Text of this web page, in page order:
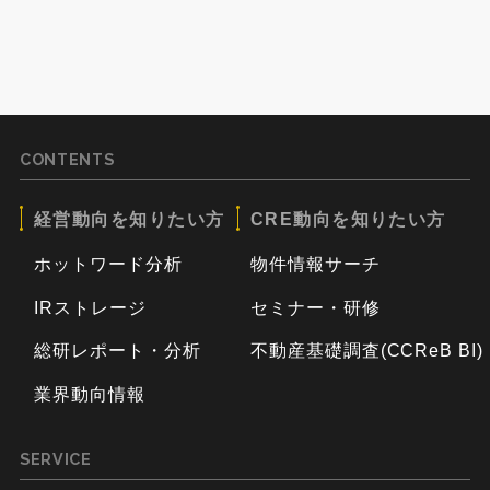
CONTENTS
経営動向を知りたい方
ホットワード分析
IRストレージ
総研レポート・分析
業界動向情報
CRE動向を知りたい方
物件情報サーチ
セミナー・研修
不動産基礎調査(CCReB BI)
SERVICE